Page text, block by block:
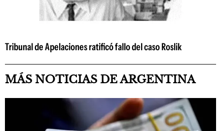
Tribunal de Apelaciones ratificó fallo del caso Roslik
MÁS NOTICIAS DE ARGENTINA